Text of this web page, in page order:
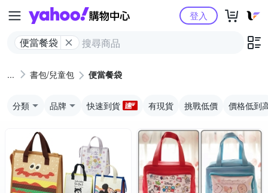
Yahoo購物中心
便當餐袋
登入
書包/兒童包 便當餐袋
分類 品牌 快速到貨 有現貨 挑戰低價 價格低到